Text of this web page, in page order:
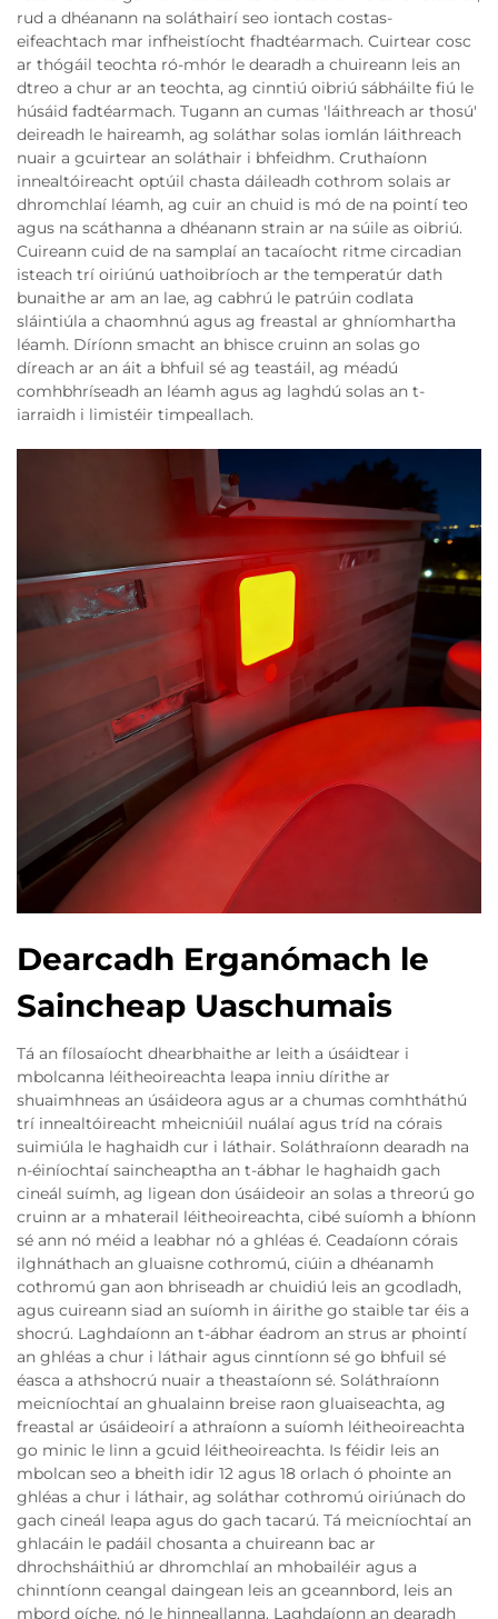
rud a dhéanann na soláthairí seo iontach costas-
eifeachtach mar infheistíocht fhadtéarmach. Cuirtear cosc
ar thógáil teochta ró-mhór le dearadh a chuireann leis an
dtreo a chur ar an teochta, ag cinntiú oibriú sábháilte fiú le
húsáid fadtéarmach. Tugann an cumas 'láithreach ar thosú'
deireadh le haireamh, ag soláthar solas iomlán láithreach
nuair a gcuirtear an soláthair i bhfeidhm. Cruthaíonn
innealtóireacht optúil chasta dáileadh cothrom solais ar
dhromchlaí léamh, ag cuir an chuid is mó de na pointí teo
agus na scáthanna a dhéanann strain ar na súile as oibriú.
Cuireann cuid de na samplaí an tacaíocht ritme circadian
isteach trí oiriúnú uathoibríoch ar the temperatúr dath
bunaithe ar am an lae, ag cabhrú le patrúin codlata
sláintiúla a chaomhnú agus ag freastal ar ghníomhartha
léamh. Díríonn smacht an bhisce cruinn an solas go
díreach ar an áit a bhfuil sé ag teastáil, ag méadú
comhbhríseadh an léamh agus ag laghdú solas an t-
iarraidh i limistéir timpeallach.
Dearcadh Erganómach le
Saincheap Uaschumais
Tá an fílosaíocht dhearbhaithe ar leith a úsáidtear i
mbolcanna léitheoireachta leapa inniu dírithe ar
shuaimhneas an úsáideora agus ar a chumas comhtháthú
trí innealtóireacht mheicniúil nuálaí agus tríd na córais
suimiúla le haghaidh cur i láthair. Soláthraíonn dearadh na
n-éiníochtaí saincheaptha an t-ábhar le haghaidh gach
cineál suímh, ag ligean don úsáideoir an solas a threorú go
cruinn ar a mhaterail léitheoireachta, cibé suíomh a bhíonn
sé ann nó méid a leabhar nó a ghléas é. Ceadaíonn córais
ilghnáthach an gluaisne cothromú, ciúin a dhéanamh
cothromú gan aon bhriseadh ar chuidiú leis an gcodladh,
agus cuireann siad an suíomh in áirithe go staible tar éis a
shocrú. Laghdaíonn an t-ábhar éadrom an strus ar phointí
an ghléas a chur i láthair agus cinntíonn sé go bhfuil sé
éasca a athshocrú nuair a theastaíonn sé. Soláthraíonn
meicníochtaí an ghualainn breise raon gluaiseachta, ag
freastal ar úsáideoirí a athraíonn a suíomh léitheoireachta
go minic le linn a gcuid léitheoireachta. Is féidir leis an
mbolcan seo a bheith idir 12 agus 18 orlach ó phointe an
ghléas a chur i láthair, ag soláthar cothromú oiriúnach do
gach cineál leapa agus do gach tacarú. Tá meicníochtaí an
ghlacáin le padáil chosanta a chuireann bac ar
dhrochsháithiú ar dhromchlaí an mhobailéir agus a
chinntíonn ceangal daingean leis an gceannbord, leis an
mbord oíche, nó le hinneallanna. Laghdaíonn an dearadh